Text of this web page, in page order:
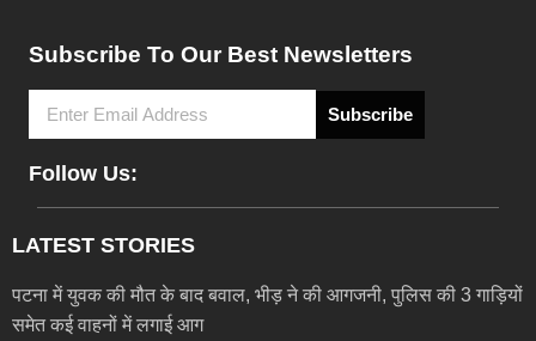
Subscribe To Our Best Newsletters
Subscribe
Follow Us:
LATEST STORIES
पटना में युवक की मौत के बाद बवाल, भीड़ ने की आगजनी, पुलिस की 3 गाड़ियों
समेत कई वाहनों में लगाई आग